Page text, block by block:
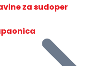
za sudoper